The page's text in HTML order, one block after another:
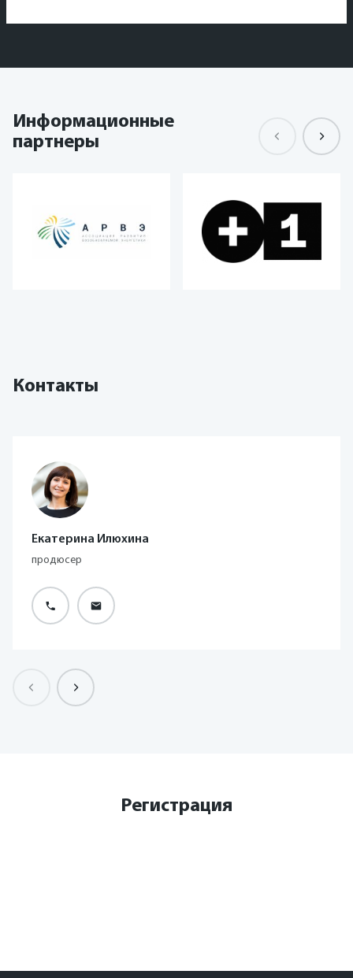
Информационные
партнеры
Контакты
Екатерина Илюхина
продюсер
Регистрация